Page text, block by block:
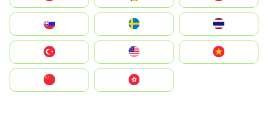
United States
中國香港特別行政區